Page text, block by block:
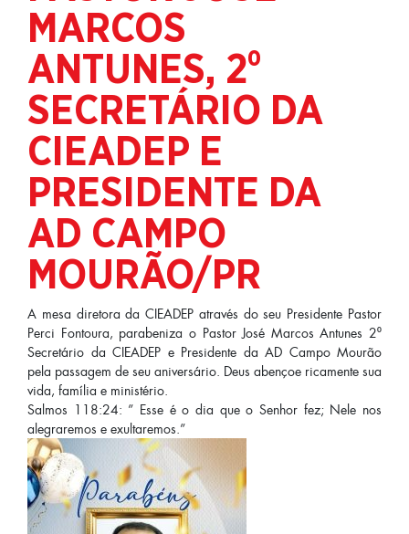
MARCOS
ANTUNES, 2⁰
SECRETÁRIO DA
CIEADEP E
PRESIDENTE DA
AD CAMPO
MOURÃO/PR
A mesa diretora da CIEADEP através do seu Presidente Pastor
Perci Fontoura, parabeniza o Pastor José Marcos Antunes 2⁰
Secretário da CIEADEP e Presidente da AD Campo Mourão
pela passagem de seu aniversário. Deus abençoe ricamente sua
vida, família e ministério.
Salmos 118:24: ” Esse é o dia que o Senhor fez; Nele nos
alegraremos e exultaremos.”